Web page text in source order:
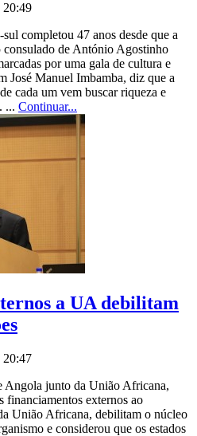
20:49
completou 47 anos desde que a
de António Agostinho
por uma gala de cultura e
José Manuel Imbamba, diz que a
cada um vem buscar riqueza e
... Continuar...
a UA debilitam
20:47
Angola junto da União Africana,
financiamentos externos ao
União Africana, debilitam o núcleo
e considerou que os estados